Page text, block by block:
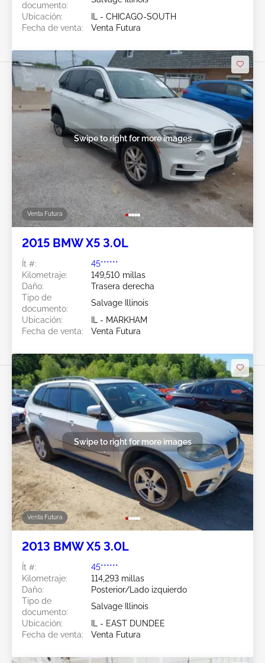
documento:
Ubicación:
IL - CHICAGO-SOUTH
Fecha de venta:
Venta Futura
Venta Futura
Swipe to right for more images
2015 BMW X5 3.0L
Ít #:
45******
Kilometraje:
149,510 millas
Daño:
Trasera derecha
Tipo de
documento:
Salvage Illinois
Ubicación:
IL - MARKHAM
Fecha de venta:
Venta Futura
Venta Futura
Swipe to right for more images
2013 BMW X5 3.0L
Ít #:
45******
Kilometraje:
114,293 millas
Daño:
Posterior/Lado izquierdo
Tipo de
documento:
Salvage Illinois
Ubicación:
IL - EAST DUNDEE
Fecha de venta:
Venta Futura